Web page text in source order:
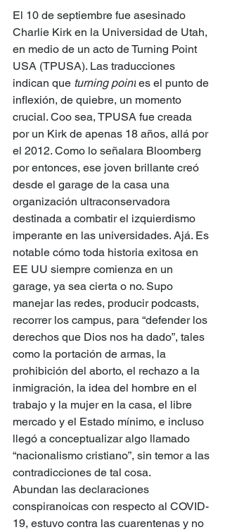
El 10 de septiembre fue asesinado
Charlie Kirk en la Universidad de Utah,
en medio de un acto de Turning Point
USA (TPUSA). Las traducciones
indican que turning point es el punto de
inflexión, de quiebre, un momento
crucial. Coo sea, TPUSA fue creada
por un Kirk de apenas 18 años, allá por
el 2012. Como lo señalara Bloomberg
por entonces, ese joven brillante creó
desde el garage de la casa una
organización ultraconservadora
destinada a combatir el izquierdismo
imperante en las universidades. Ajá. Es
notable cómo toda historia exitosa en
EE UU siempre comienza en un
garage, ya sea cierta o no. Supo
manejar las redes, producir podcasts,
recorrer los campus, para “defender los
derechos que Dios nos ha dado”, tales
como la portación de armas, la
prohibición del aborto, el rechazo a la
inmigración, la idea del hombre en el
trabajo y la mujer en la casa, el libre
mercado y el Estado mínimo, e incluso
llegó a conceptualizar algo llamado
“nacionalismo cristiano”, sin temor a las
contradicciones de tal cosa.
Abundan las declaraciones
conspiranoicas con respecto al COVID-
19, estuvo contra las cuarentenas y no